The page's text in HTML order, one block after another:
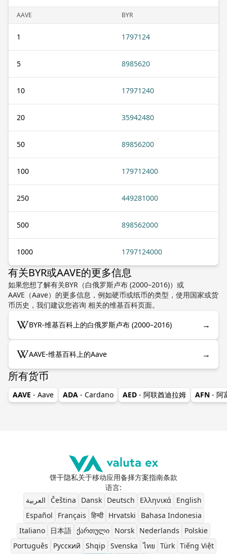
AAVE BYR
1 1797124
5 8985620
10 17971240
20 35942480
50 89856200
100 179712400
250 449281000
500 898562000
1000 1797124000
有关BYR或AAVE的更多信息
如果您想了解有关BYR（白俄罗斯卢布 (2000–2016)）或
AAVE（Aave）的更多信息，例如硬币或纸币的类型，使用国家或货
币历史，我们建议您咨询 相关的维基百科页面。
BYR-维基百科上的白俄罗斯卢布 (2000–2016) →
AAVE-维基百科上的Aave →
所有货币
AAVE - Aave ADA - Cardano AED - 阿联酋迪拉姆 AFN - 阿
饼干隐私关于移动应用备择方案指南条款
语言:
العربية
Čeština Dansk Deutsch Ελληνικά
English
Español
Français हिन्दी Hrvatski
Bahasa Indonesia
Italiano
日本語 ქართული Norsk Nederlands
Polskie
Português
Pусский Shqip Svenska ไทย Türk Tiếng Việt